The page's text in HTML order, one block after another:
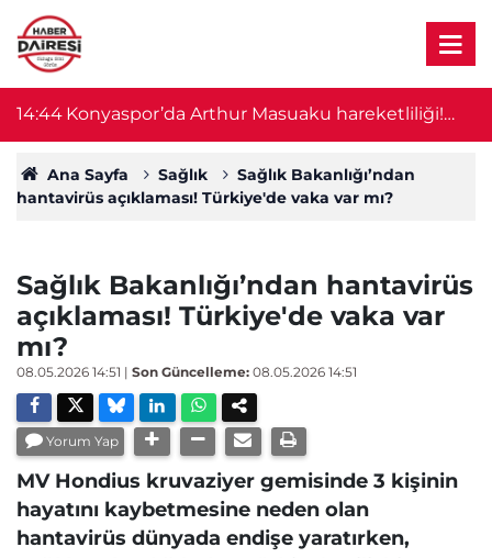
14:44 Konyaspor’da Arthur Masuaku hareketliliği!
İmza için geliyor
Ana Sayfa Sağlık
Sağlık Bakanlığı’ndan
hantavirüs açıklaması! Türkiye'de vaka var mı?
Sağlık Bakanlığı’ndan hantavirüs
açıklaması! Türkiye'de vaka var
mı?
08.05.2026 14:51 | Son Güncelleme: 08.05.2026 14:51
Yorum Yap
MV Hondius kruvaziyer gemisinde 3 kişinin
hayatını kaybetmesine neden olan
hantavirüs dünyada endişe yaratırken,